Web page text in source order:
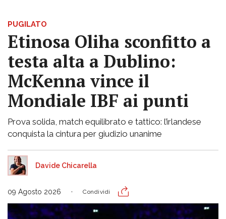
PUGILATO
Etinosa Oliha sconfitto a
testa alta a Dublino:
McKenna vince il
Mondiale IBF ai punti
Prova solida, match equilibrato e tattico: l’irlandese
conquista la cintura per giudizio unanime
Davide Chicarella
09 Agosto 2026 Condividi